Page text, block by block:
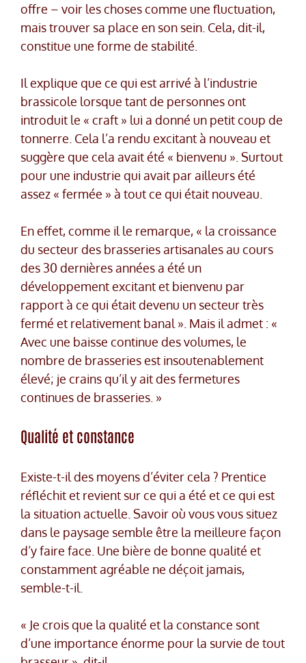
offre – voir les choses comme une fluctuation,
mais trouver sa place en son sein. Cela, dit-il,
constitue une forme de stabilité.
Il explique que ce qui est arrivé à l’industrie
brassicole lorsque tant de personnes ont
introduit le « craft » lui a donné un petit coup de
tonnerre. Cela l’a rendu excitant à nouveau et
suggère que cela avait été « bienvenu ». Surtout
pour une industrie qui avait par ailleurs été
assez « fermée » à tout ce qui était nouveau.
En effet, comme il le remarque, « la croissance
du secteur des brasseries artisanales au cours
des 30 dernières années a été un
développement excitant et bienvenu par
rapport à ce qui était devenu un secteur très
fermé et relativement banal ». Mais il admet : «
Avec une baisse continue des volumes, le
nombre de brasseries est insoutenablement
élevé; je crains qu’il y ait des fermetures
continues de brasseries. »
Qualité et constance
Existe-t-il des moyens d’éviter cela ? Prentice
réfléchit et revient sur ce qui a été et ce qui est
la situation actuelle. Savoir où vous vous situez
dans le paysage semble être la meilleure façon
d’y faire face. Une bière de bonne qualité et
constamment agréable ne déçoit jamais,
semble-t-il.
« Je crois que la qualité et la constance sont
d’une importance énorme pour la survie de tout